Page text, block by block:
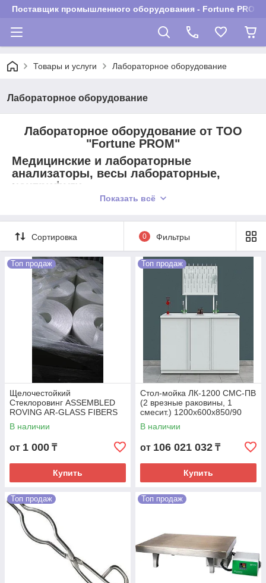
Поставщик промышленного оборудования - Fortune PROM
Товары и услуги Лабораторное оборудование
Лабораторное оборудование
Лабораторное оборудование от ТОО
"Fortune PROM"
Медицинские и лабораторные
анализаторы, весы лабораторные,
центрифуги
лабораторные, хроматографическое
лабораторные, печи лабораторные,
лабораторные бани, магнитные
мешалки, вакуумные насосы и системы
лабораторные, оборудование
тестирования лекарственных средств,
стеклянные трубы, колбонагреватели,
перистальтические насосы,
аналитические просеивающие машины
и т.д.
НЕ РАБОТАЕМ С
ТЕНДЕРАМИ!
Показать всё
Сортировка 0 Фильтры
Топ продаж
Щелочестойкий
Стеклоровинг ASSEMBLED
ROVING AR-GLASS FIBERS
TEX 2500 (ZrO2 - 16,8%)
В наличии
от 1 000 ₸
Купить
Топ продаж
Стол-мойка ЛК-1200 СМС-ПВ
(2 врезные раковины, 1
смесит.) 1200х600х850/90
мм, полипропилен
В наличии
от 106 021 032 ₸
Купить
Топ продаж Топ продаж